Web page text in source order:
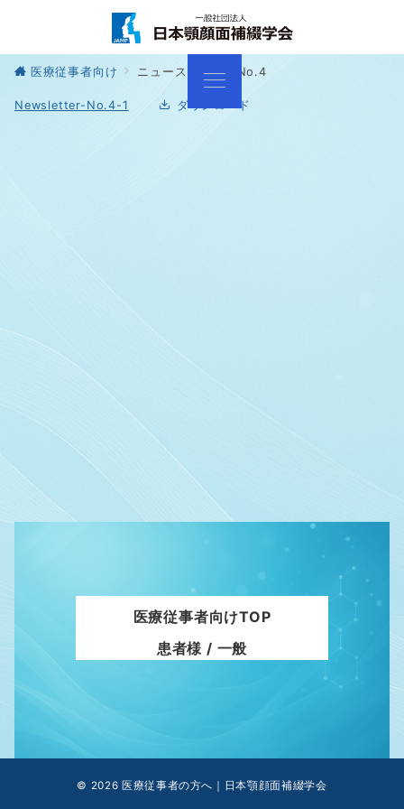
医療従事者向け ニュースレター No.4
Newsletter-No.4-1 ダウンロード
医療従事者向けTOP
患者様 / 一般
© 2026 医療従事者の方へ｜日本顎顔面補綴学会